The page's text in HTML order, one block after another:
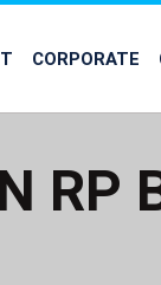
CORPORATE
RP